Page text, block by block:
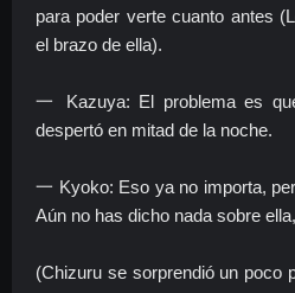
para poder verte cuanto antes
el brazo de ella).
一 Kazuya: El problema es
despertó en mitad de la noche.
一 Kyoko: Eso ya no importa,
Aún no has dicho nada sobre
(Chizuru se sorprendió un poco